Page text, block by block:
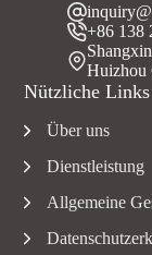
+86 138
Huizhou
Nützliche Links
Über uns
Dienstleistung
Allgemeine